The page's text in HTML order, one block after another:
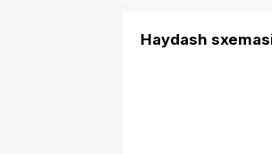
Haydash